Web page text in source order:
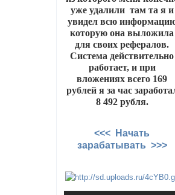
уже удалили там та я и
увидел всю
которую она выложила
для своих рефералов.
Система действительно
работает, и при
вложениях всего 169
рублей я за час
8 492 рубля.
<<< Начать
зарабатывать >>>